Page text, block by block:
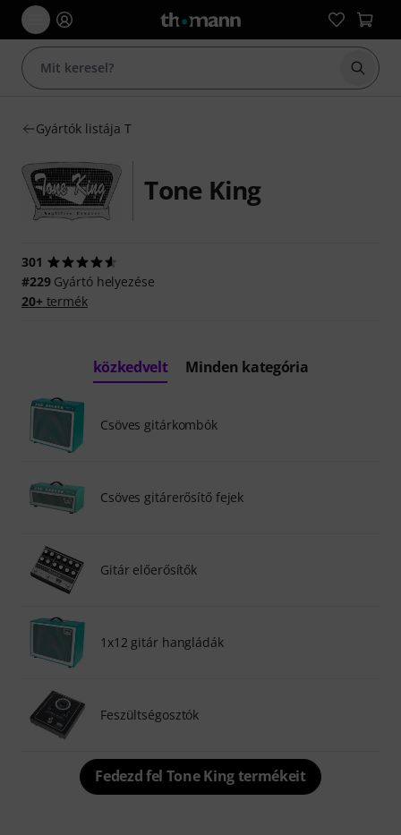
Gyártók listája T
Tone King
301
#229Gyártó helyezése
20+termék
közkedvelt Minden kategória
Csöves gitárkombók
Csöves gitárerősítő fejek
Gitár előerősítők
1x12 gitár hangládák
Feszültségosztók
Fedezd fel Tone King termékeit